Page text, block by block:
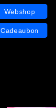
Webshop
Cadeaubon